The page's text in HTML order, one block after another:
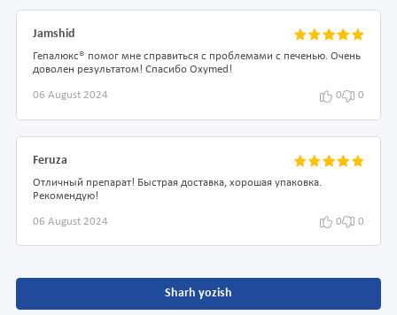
Jamshid
Гепалюкс® помог мне справиться с проблемами с печенью. Очень
доволен результатом! Спасибо Oxymed!
06 August 2024 0 0
Feruza
Отличный препарат! Быстрая доставка, хорошая упаковка.
Рекомендую!
06 August 2024 0 0
Sharh yozish